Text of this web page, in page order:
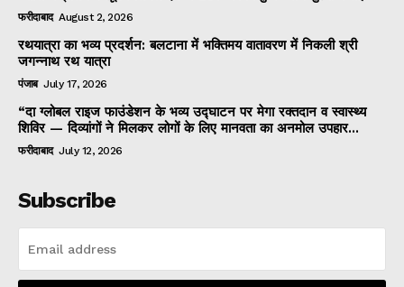
फरीदाबाद August 2, 2026
रथयात्रा का भव्य प्रदर्शन: बलटाना में भक्तिमय वातावरण में निकली श्री
जगन्नाथ रथ यात्रा
पंजाब July 17, 2026
“दा ग्लोबल राइज फाउंडेशन के भव्य उद्घाटन पर मेगा रक्तदान व स्वास्थ्य
शिविर — दिव्यांगों ने मिलकर लोगों के लिए मानवता का अनमोल उपहार...
फरीदाबाद July 12, 2026
Subscribe